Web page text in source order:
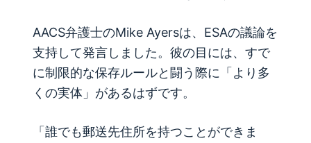
AACS弁護士のMike Ayersは、ESAの議論を
支持して発言しました。彼の目には、すで
に制限的な保存ルールと闘う際に「より多
くの実体」があるはずです。
「誰でも郵送先住所を持つことができま